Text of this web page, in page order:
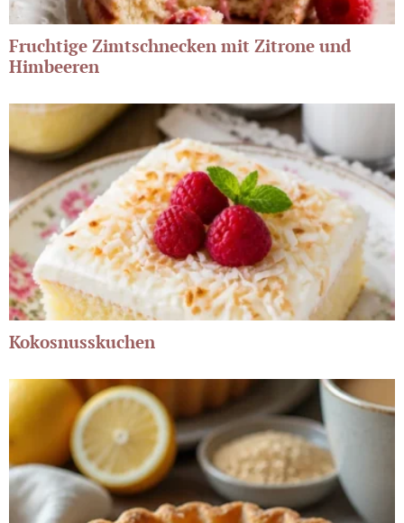
Fruchtige Zimtschnecken mit Zitrone und
Himbeeren
Kokosnusskuchen